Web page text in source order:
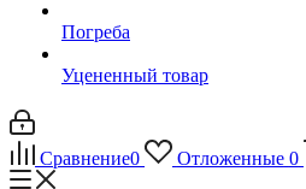
Погреба
Уцененный товар
Сравнение0 Отложенные 0